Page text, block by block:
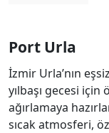
Port Urla
İzmir Urla’nın
yılbaşı gecesi
ağırlamaya
sıcak atmosferi,